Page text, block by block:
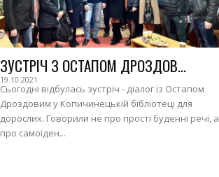
ЗУСТРІЧ З ОСТАПОМ ДРОЗДОВ...
19.10.2021
Сьогодні відбулась зустріч - діалог із Остапом
Дроздовим у Копичинецькій бібліотеці для
дорослих. Говорили не про прості буденні речі, а
про самоіден...